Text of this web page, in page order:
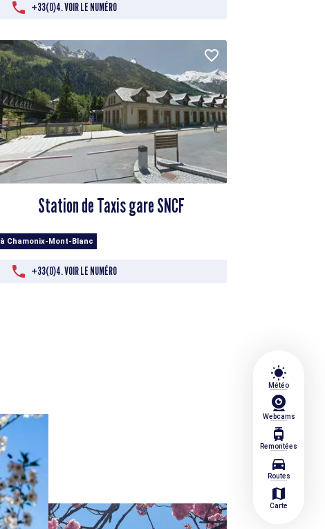
wb_sunny
Météo
Webcams
tram
Remontées
directions_car
Routes
map
Carte
+33(0)4. VOIR LE NUMÉRO
Station de Taxis gare SNCF
à Chamonix-Mont-Blanc
+33(0)4. VOIR LE NUMÉRO